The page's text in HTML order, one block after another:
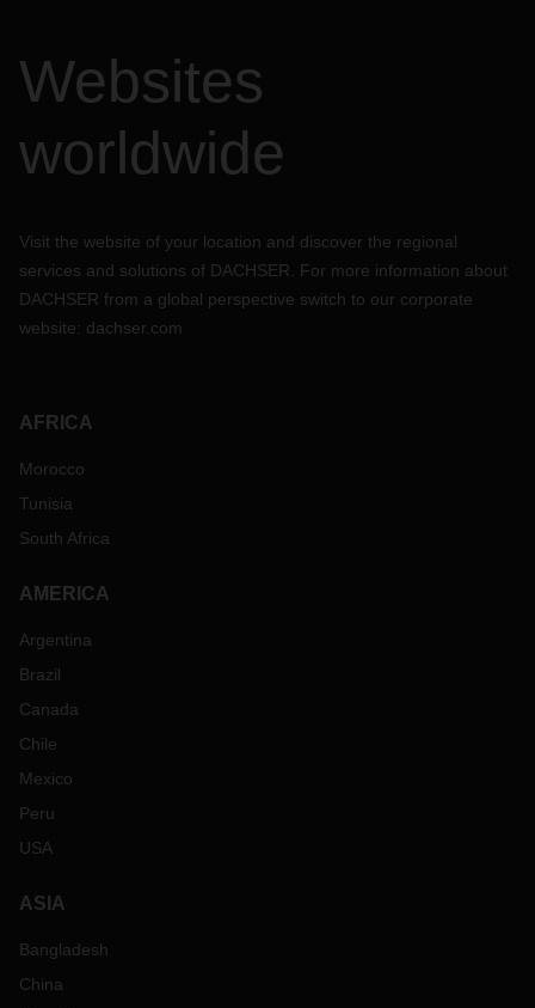
Websites
worldwide
Visit the website of your location and discover the regional
services and solutions of DACHSER. For more information about
DACHSER from a global perspective switch to our corporate
website: dachser.com
AFRICA
Morocco
Tunisia
South Africa
AMERICA
Argentina
Brazil
Canada
Chile
Mexico
Peru
USA
ASIA
Bangladesh
China